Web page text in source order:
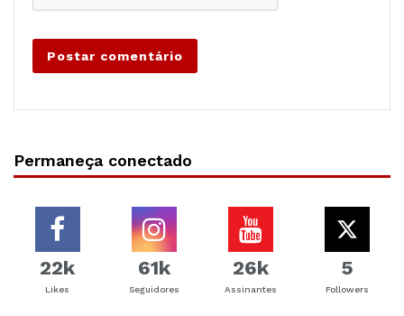
Permaneça conectado
22k
Likes
61k
Seguidores
26k
Assinantes
5
Followers